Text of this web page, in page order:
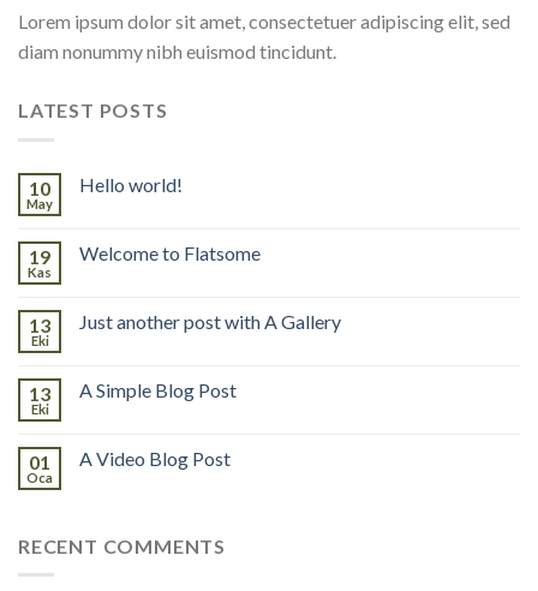
Lorem ipsum dolor sit amet, consectetuer adipiscing elit, sed
diam nonummy nibh euismod tincidunt.
LATEST POSTS
10
May
Hello world!
19
Kas
Welcome to Flatsome
13
Eki
Just another post with A Gallery
13
Eki
A Simple Blog Post
01
Oca
A Video Blog Post
RECENT COMMENTS